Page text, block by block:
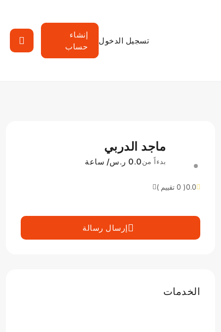
تسجيل الدخول
إنشاء
حساب
ماجد الدربي
بدءاً من0.0 ر.س/ ساعة
0.0( 0 تقييم )
إرسال رسالة
الخدمات